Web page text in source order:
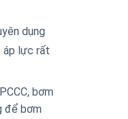
dụng
áp lực rất
bơm
để bơm